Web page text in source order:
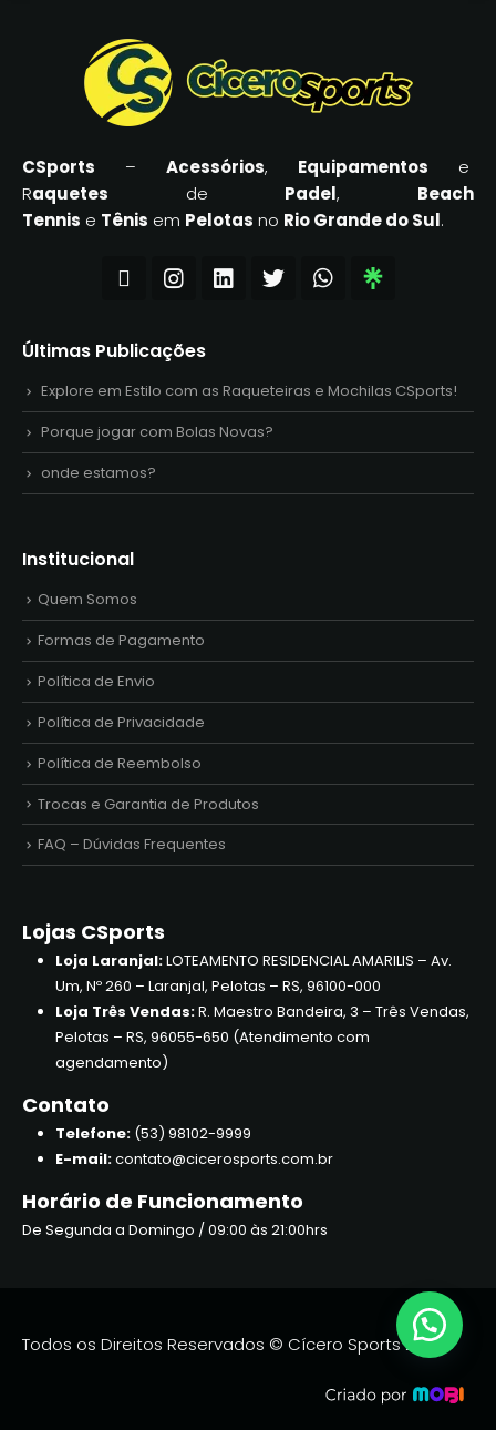
CSports – Acessórios, Equipamentos e
Raquetes de Padel, Beach
Tennis e Tênis em Pelotas no Rio Grande do Sul.
Últimas Publicações
Explore em Estilo com as Raqueteiras e Mochilas CSports!
Porque jogar com Bolas Novas?
onde estamos?
Institucional
Quem Somos
Formas de Pagamento
Política de Envio
Política de Privacidade
Política de Reembolso
Trocas e Garantia de Produtos
FAQ – Dúvidas Frequentes
Lojas CSports
Loja Laranjal:LOTEAMENTO RESIDENCIAL AMARILIS – Av.
Um, Nº 260 – Laranjal, Pelotas – RS, 96100-000
Loja Três Vendas:R. Maestro Bandeira, 3 – Três Vendas,
Pelotas – RS, 96055-650 (Atendimento com
agendamento)
Contato
Telefone:(53) 98102-9999
E-mail:contato@cicerosports.com.br
Horário de Funcionamento
De Segunda a Domingo / 09:00 às 21:00hrs
Todos os Direitos Reservados © Cícero Sports 2026.